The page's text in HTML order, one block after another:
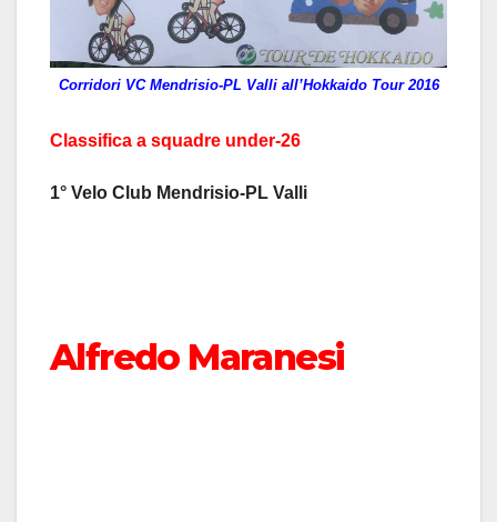
Corridori VC Mendrisio-PL Valli all’Hokkaido Tour 2016
Classifica a squadre under-26
1° Velo Club Mendrisio-PL Valli
Alfredo Maranesi